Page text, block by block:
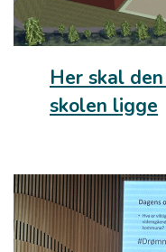
Her skal
skolen ligge